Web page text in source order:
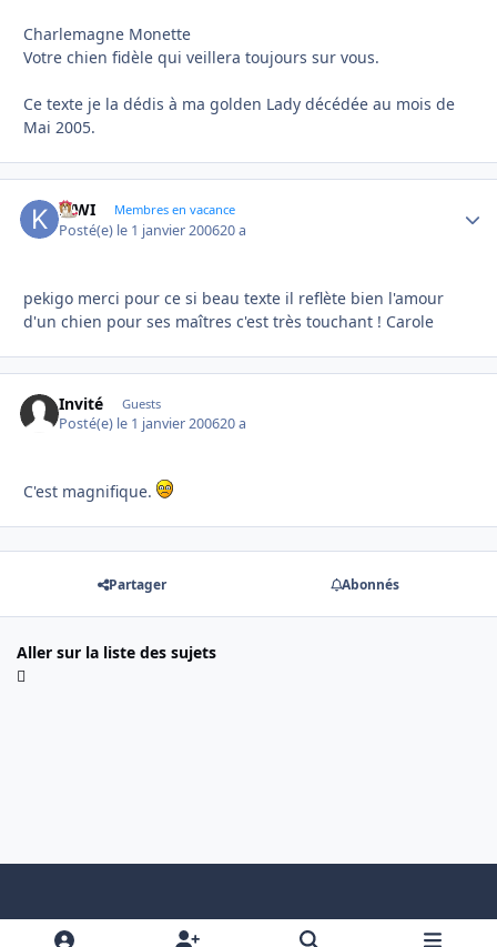
Charlemagne Monette
Votre chien fidèle qui veillera toujours sur vous.
Ce texte je la dédis à ma golden Lady décédée au mois de
Mai 2005.
KIWI Membres en vacance
Posté(e) le 1 janvier 200620 a
pekigo merci pour ce si beau texte il reflète bien l'amour
d'un chien pour ses maîtres c'est très touchant ! Carole
Invité Guests
Posté(e) le 1 janvier 200620 a
C'est magnifique.
Partager Abonnés
Aller sur la liste des sujets
Light ModeDark ModeSystem Preference x